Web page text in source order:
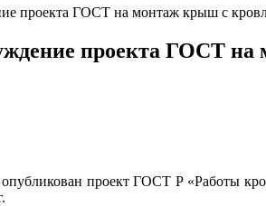
проекта ГОСТ на монтаж крыш с
проекта ГОСТ
проект ГОСТ Р «Работы